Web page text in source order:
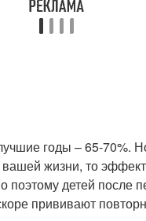
годы – 65-70%.
жизни, то
поэтому детей после
прививают